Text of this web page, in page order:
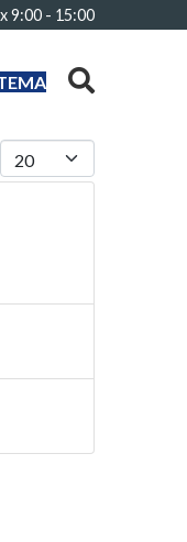
9:00 - 15:00
Mostrar #